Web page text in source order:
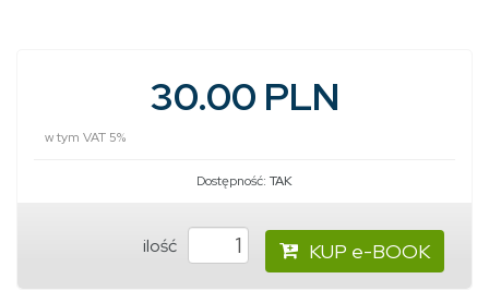
30.00 PLN
w tym VAT 5%
Dostępność: TAK
ilość KUP e-BOOK